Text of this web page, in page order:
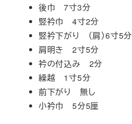
後巾 7寸3分
竪衿巾 4寸2分
竪衿下がり （肩）6寸5分
肩明き 2寸5分
衿の付込み 2分
繰越 1寸5分
前下がり 無し
小衿巾 5分5厘